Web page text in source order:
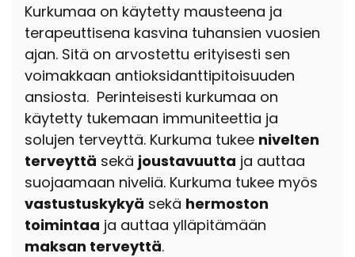
Kurkumaa on käytetty mausteena ja
terapeuttisena kasvina tuhansien vuosien
ajan. Sitä on arvostettu erityisesti sen
voimakkaan antioksidanttipitoisuuden
ansiosta. Perinteisesti kurkumaa on
käytetty tukemaan immuniteettia ja
solujen terveyttä. Kurkuma tukee nivelten
terveyttä sekä joustavuutta ja auttaa
suojaamaan niveliä. Kurkuma tukee myös
vastustuskykyä sekä hermoston
toimintaa ja auttaa ylläpitämään
maksan terveyttä.